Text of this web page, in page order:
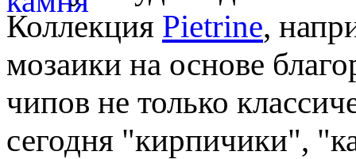
Коллекция Pietrine,
мозаики на основе
чипов не только
сегодня "кирпичики",